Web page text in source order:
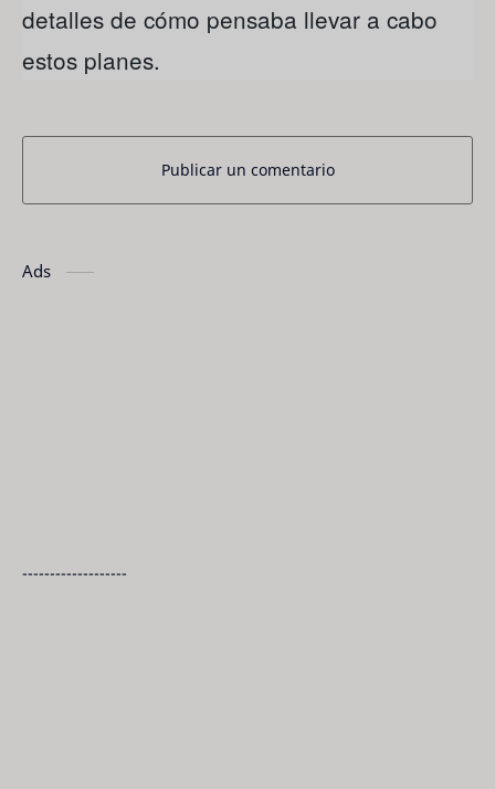
detalles de cómo pensaba llevar a cabo
estos planes.
Publicar un comentario
Ads
-------------------